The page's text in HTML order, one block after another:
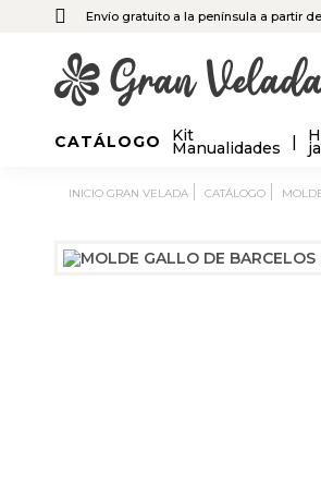
Envío gratuito a la península a partir
CATÁLOGO Kit
Manualidades
INICIO GRAN VELADA CATÁLOGO